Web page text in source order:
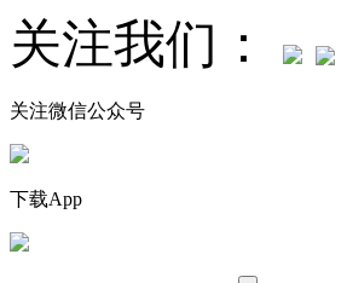
关注我们：
关注微信公众号
下载App